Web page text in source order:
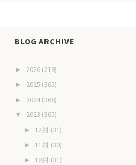
BLOG ARCHIVE
► 2026 (219)
► 2025 (365)
► 2024 (366)
▼ 2023 (365)
► 12月 (31)
► 11月 (30)
► 10月 (31)